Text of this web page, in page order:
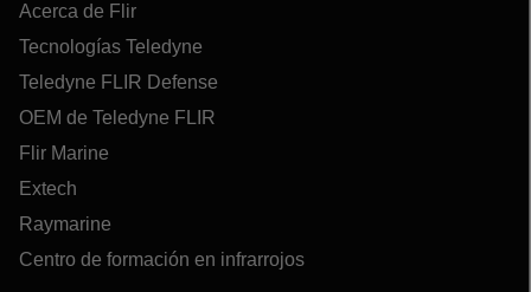
Acerca de Flir
Tecnologías Teledyne
Teledyne FLIR Defense
OEM de Teledyne FLIR
Flir Marine
Extech
Raymarine
Centro de formación en infrarrojos